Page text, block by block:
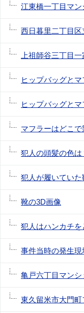
江東橋一丁目マ
西日暮里二丁目
上祖師谷三丁目
ヒップバッグと
ヒップバッグと
マフラーはどこ
犯人の頭髪の色は
犯人が履いていた
靴の3D画像
犯人はハンカチを
事件当時の発生
亀戸六丁目マン
東久留米市大門